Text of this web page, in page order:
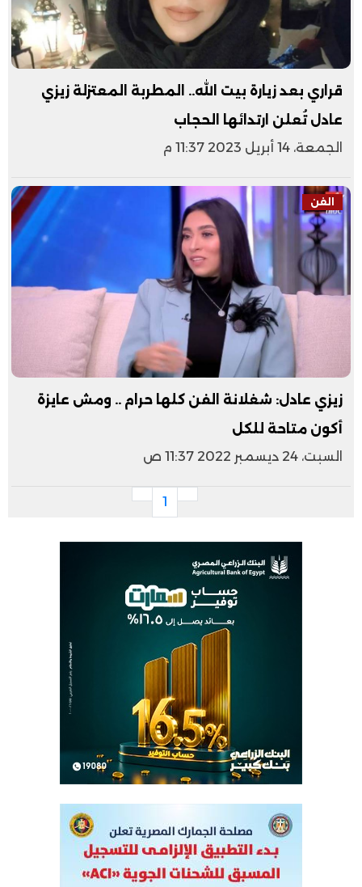
قراري بعد زيارة بيت الله.. المطربة المعتزلة زيزي
عادل تُعلن ارتدائها الحجاب
الجمعة، 14 أبريل 2023 11:37 م
الفن
زيزي عادل: شغلانة الفن كلها حرام .. ومش عايزة
أكون متاحة للكل
السبت، 24 ديسمبر 2022 11:37 ص
1